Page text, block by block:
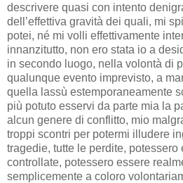
descrivere quasi con intento
dell’effettiva gravità dei quali, mi
potei, né mi volli effettivamente
innanzitutto, non ero stata io a
in secondo luogo, nella volontà di
qualunque evento imprevisto, a
quella lassù estemporaneamente
più potuto esservi da parte mia la
alcun genere di conflitto, mio
troppi scontri per potermi illudere
tragedie, tutte le perdite, potessero
controllate, potessero essere
semplicemente a coloro